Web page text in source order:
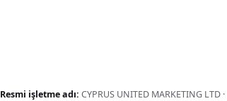
Resmi işletme adı: CYPRUS UNITED MARKETING LTD ·